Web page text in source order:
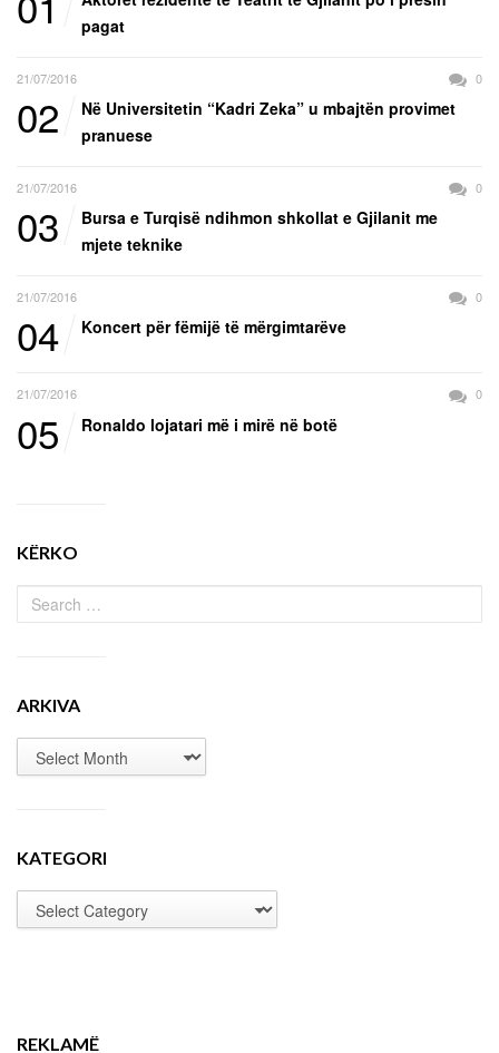
pagat
21/07/2016 0
02
Në Universitetin “Kadri Zeka” u mbajtën provimet
pranuese
21/07/2016 0
03
Bursa e Turqisë ndihmon shkollat e Gjilanit me
mjete teknike
21/07/2016 0
04 Koncert për fëmijë të mërgimtarëve
21/07/2016 0
05 Ronaldo lojatari më i mirë në botë
KËRKO
ARKIVA
KATEGORI
REKLAMË